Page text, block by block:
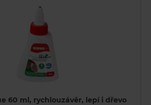
60 ml, rychlouzávěr, lepí i dřevo